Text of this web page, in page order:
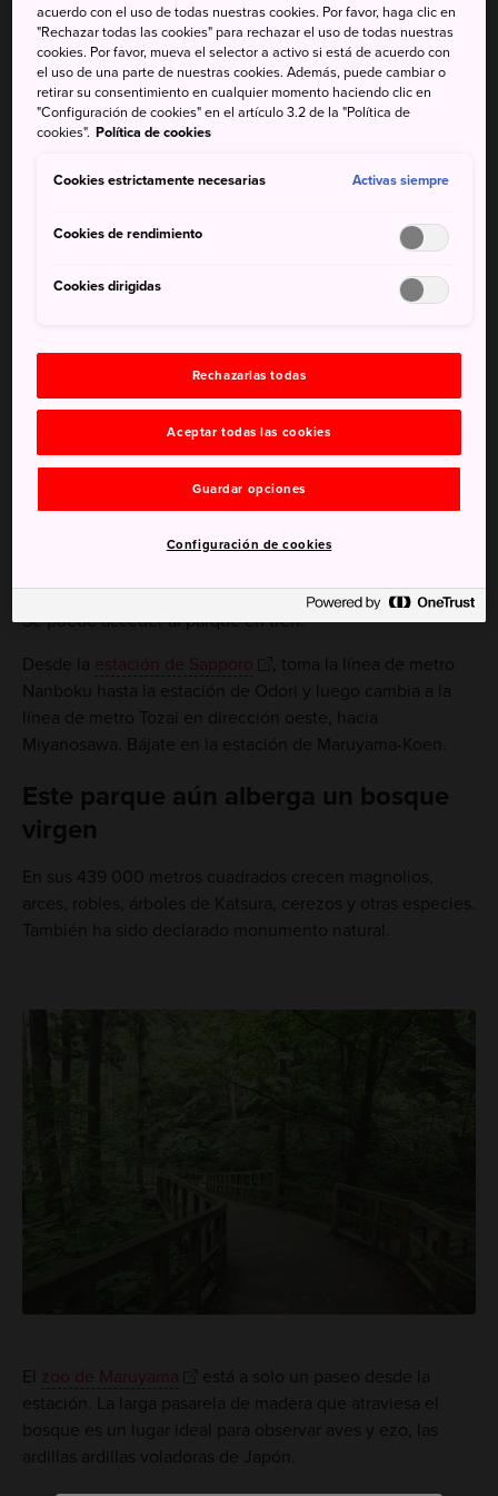
Elsantuario de Hokkaido
, el campo de Maruyama y el
estadio de béisbol de Sakashita se encuentran en el
parque de Maruyama, ideal para pasear y para hacer
barbacoa durante la temporada de floración de los
cerezos.
No te pierdas
Un partido en el estadio de béisbol Maruyama o
en Sakashita
Visitar el zoo de Maruyama
Se puede acceder al parque en tren.
Desde la estación de Sapporo
, toma la línea de metro
Nanboku hasta la estación de Odori y luego cambia a la
línea de metro Tozai en dirección oeste, hacia
Miyanosawa. Bájate en la estación de Maruyama-Koen.
Este parque aún alberga un bosque
virgen
En sus 439 000 metros cuadrados crecen magnolios,
arces, robles, árboles de Katsura, cerezos y otras especies.
También ha sido declarado monumento natural.
El zoo de Maruyama
está a solo un paseo desde la
estación. La larga pasarela de madera que atraviesa el
bosque es un lugar ideal para observar aves y ezo, las
ardillas ardillas voladoras de Japón.
acuerdo con el uso de todas nuestras cookies. Por favor, haga clic en
"Rechazar todas las cookies" para rechazar el uso de todas nuestras
cookies. Por favor, mueva el selector a activo si está de acuerdo con
el uso de una parte de nuestras cookies. Además, puede cambiar o
retirar su consentimiento en cualquier momento haciendo clic en
"Configuración de cookies" en el artículo 3.2 de la "Política de
cookies". Política de cookies
Cookies estrictamente necesarias Activas siempre
Cookies de rendimiento
Cookies dirigidas
Rechazarlas todas
Aceptar todas las cookies
Guardar opciones
Configuración de cookies